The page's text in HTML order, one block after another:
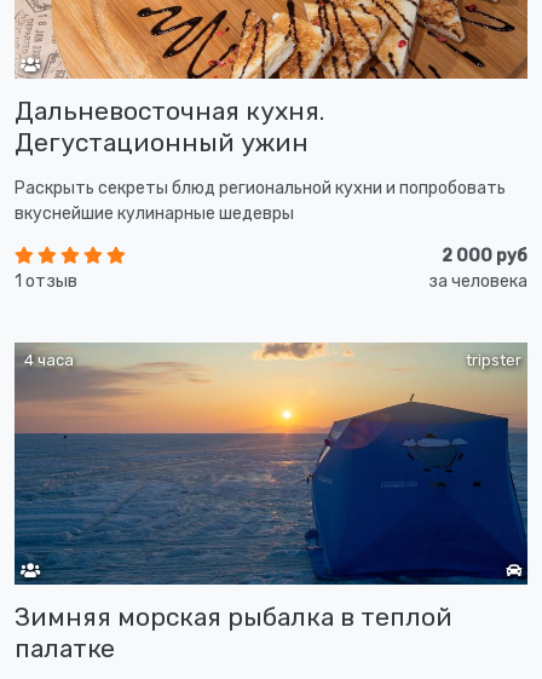
Дальневосточная кухня.
Дегустационный ужин
Раскрыть секреты блюд региональной кухни и попробовать
вкуснейшие кулинарные шедевры
1 отзыв
2 000 руб
за человека
tripster
4 часа
Зимняя морская рыбалка в теплой
палатке